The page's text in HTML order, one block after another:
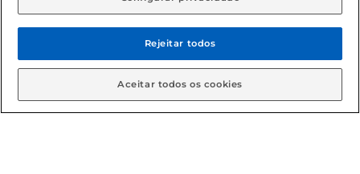
© 2026 Copyright. Todos os direitos
reservados Gbarbosa.
Rejeitar todos
Aceitar todos os cookies